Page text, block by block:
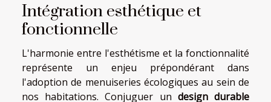
Intégration esthétique et
fonctionnelle
L'harmonie entre l'esthétisme et la fonctionnalité
représente un enjeu prépondérant dans
l'adoption de menuiseries écologiques au sein de
nos habitations. Conjuguer un design durable